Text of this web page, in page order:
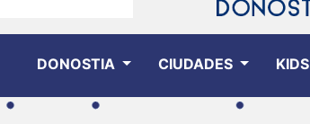
DONOSTIA CIUDADES KIDS